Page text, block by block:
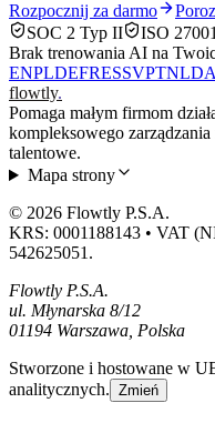
Rozpocznij za darmo
SOC 2 Typ II
ISO 27001
Brak trenowania AI na
ENPLDEFRESSVPTNLDA
flowtly.
Pomaga małym firmom
kompleksowego
talentowe.
Mapa strony
© 2026 Flowtly P.S.A.
KRS: 0001188143 • VAT
542625051.
Flowtly P.S.A.
ul. Młynarska 8/12
01194 Warszawa, Polska
Stworzone i hostowane w
analitycznych. Zmień